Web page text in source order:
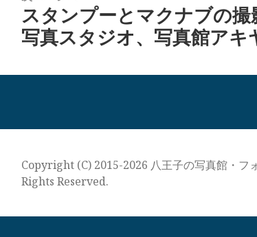
次
の
稿:
スタンプーとマクナブの
写真スタジオ、写真館ア
Copyright (C) 2015-2026 八王子の写真館・フ
Rights Reserved.